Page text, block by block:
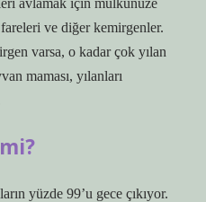
avlamak için mülkünüze
ve diğer kemirgenler.
varsa, o kadar çok yılan
maması, yılanları
yüzde 99’u gece çıkıyor.